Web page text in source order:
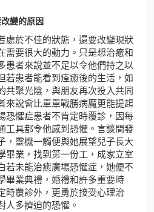
變的原因
處於不佳的狀態，還要改變現狀
需要很大的動力。只是想治癒和
患者來說並不足以令他們持之以
若患者能看到痊癒後的生活，如
共聚光陰，與朋友再次投入共同
來說會比單單戰勝病魔更能提起
恐懼症患者不肯定時覆診，因每
工具都令他感到恐懼。言談間發
，靈機一觸便與她展望兒子長大
畢業，找到第一份工，成家立室
若未能治癒廣場恐懼症，她便不
畢業典禮，婚禮和許多重要時
時覆診外，更勇於接受心理治
人多擠迫的恐懼。